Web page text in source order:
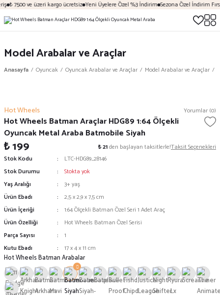
₺ 7500 ve üzeri kargo ücretsiz Yeni Üyelere Özel %3 İndirim Sezona Özel İndirim
Model Arabalar ve Araçlar
Anasayfa Oyuncak Oyuncak Arabalar ve Araçlar Model Arabalar ve Araçlar
Hot Wheels Yorumlar (0)
Hot Wheels Batman Araçlar HDG89 1:64 Ölçekli
Oyuncak Metal Araba Batmobile Siyah
₺ 199 ₺ 21den başlayan taksitlerle!Taksit Seçenekleri
Stok Kodu
LTC-HDG89_28146
Stok Durumu
Stokta yok
Yaş Aralığı
3+ yaş
Ürün Ebadı
2,5 x 2,9 x 7,5 cm
Ürün İçeriği
1:64 Ölçekli Batman Özel Seri 1 Adet Araç
Ürün Özelliği
Hot Wheels Batman Özel Serisi
Parça Sayısı
1
Kutu Ebadı
17 x 4 x 11 cm
Hot Wheels Batman Arabalar